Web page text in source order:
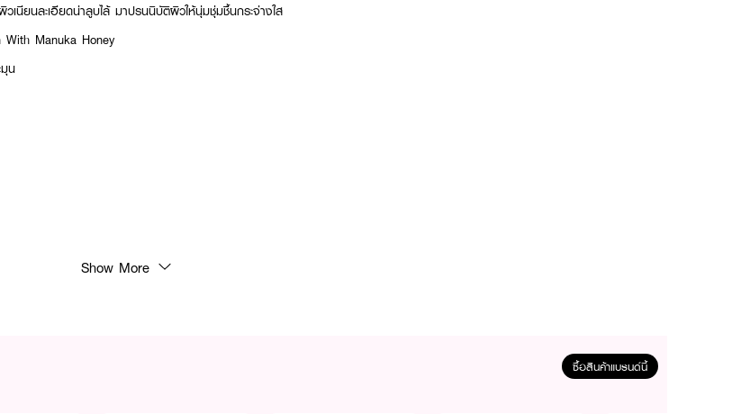
นียนละเอียดน่าลูบไล้ มาปรนนิบัติผิวให้นุ่มชุ่มชื้นกระจ่างใส
With Manuka Honey
น
Show More
ซื้อสินค้าแบรนด์นี้